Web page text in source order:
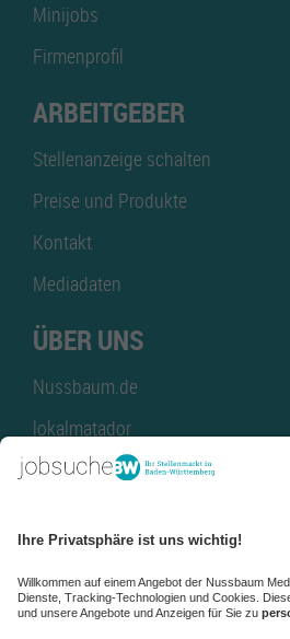
Minijobs
Firmenprofil
ARBEITGEBER
Stellenanzeige schalten
Preise und Produkte
Kontakt
Mediadaten
ÜBER UNS
Nussbaum.de
lokalmatador
kaufinBW
NussbaumID
Nussbaum Medien